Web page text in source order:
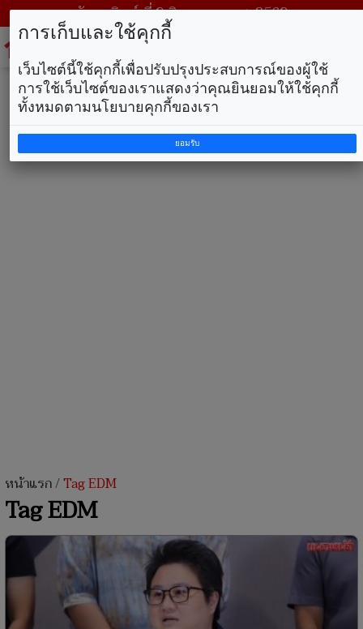
วันอาทิตย์ ที่ 9 สิงหาคม พ.ศ. 2569
หน้าแรก/Tag EDM
Tag EDM
การเก็บและใช้คุกกี้
เว็บไซต์นี้ใช้คุกกี้เพื่อปรับปรุงประสบการณ์ของผู้ใช้
การใช้เว็บไซต์ของเราแสดงว่าคุณยินยอมให้ใช้คุกกี้
ทั้งหมดตามนโยบายคุกกี้ของเรา
ยอมรับ